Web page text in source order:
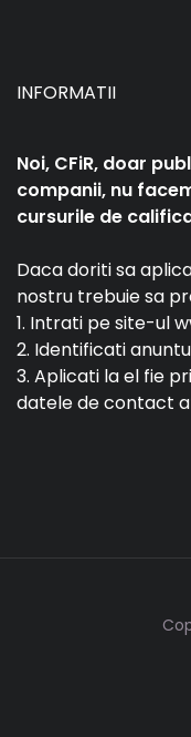
INFORMATII
Noi, CFiR, doar
companii, nu
cursurile de
Daca doriti sa
nostru trebuie sa
1. Intrati pe site-ul
2. Identificati
3. Aplicati la el fie
datele de contact